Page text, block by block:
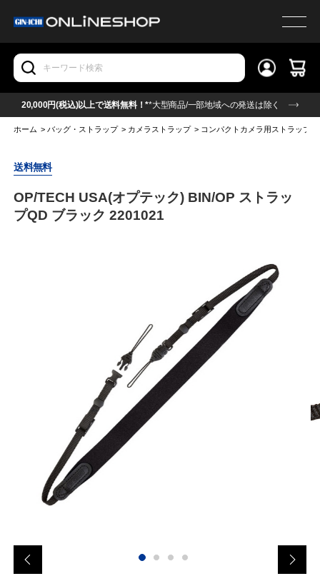
20,000円(税込)以上で送料無料！**大型商品/一部地域への発送は除く
ホーム >バッグ・ストラップ > カメラストラップ > コンパクトカメラ用ストラップ
送料無料
OP/TECH USA(オプテック) BIN/OP ストラッ
プQD ブラック 2201021